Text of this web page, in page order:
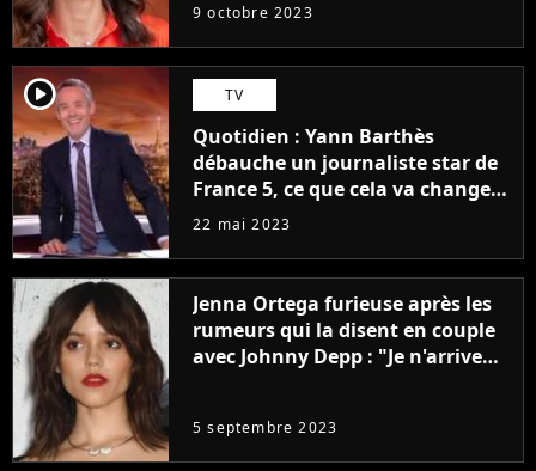
9 octobre 2023
player2 TV
Quotidien : Yann Barthès
débauche un journaliste star de
France 5, ce que cela va changer
à la rentrée
22 mai 2023
Jenna Ortega furieuse après les
rumeurs qui la disent en couple
avec Johnny Depp : "Je n'arrive
5 septembre 2023